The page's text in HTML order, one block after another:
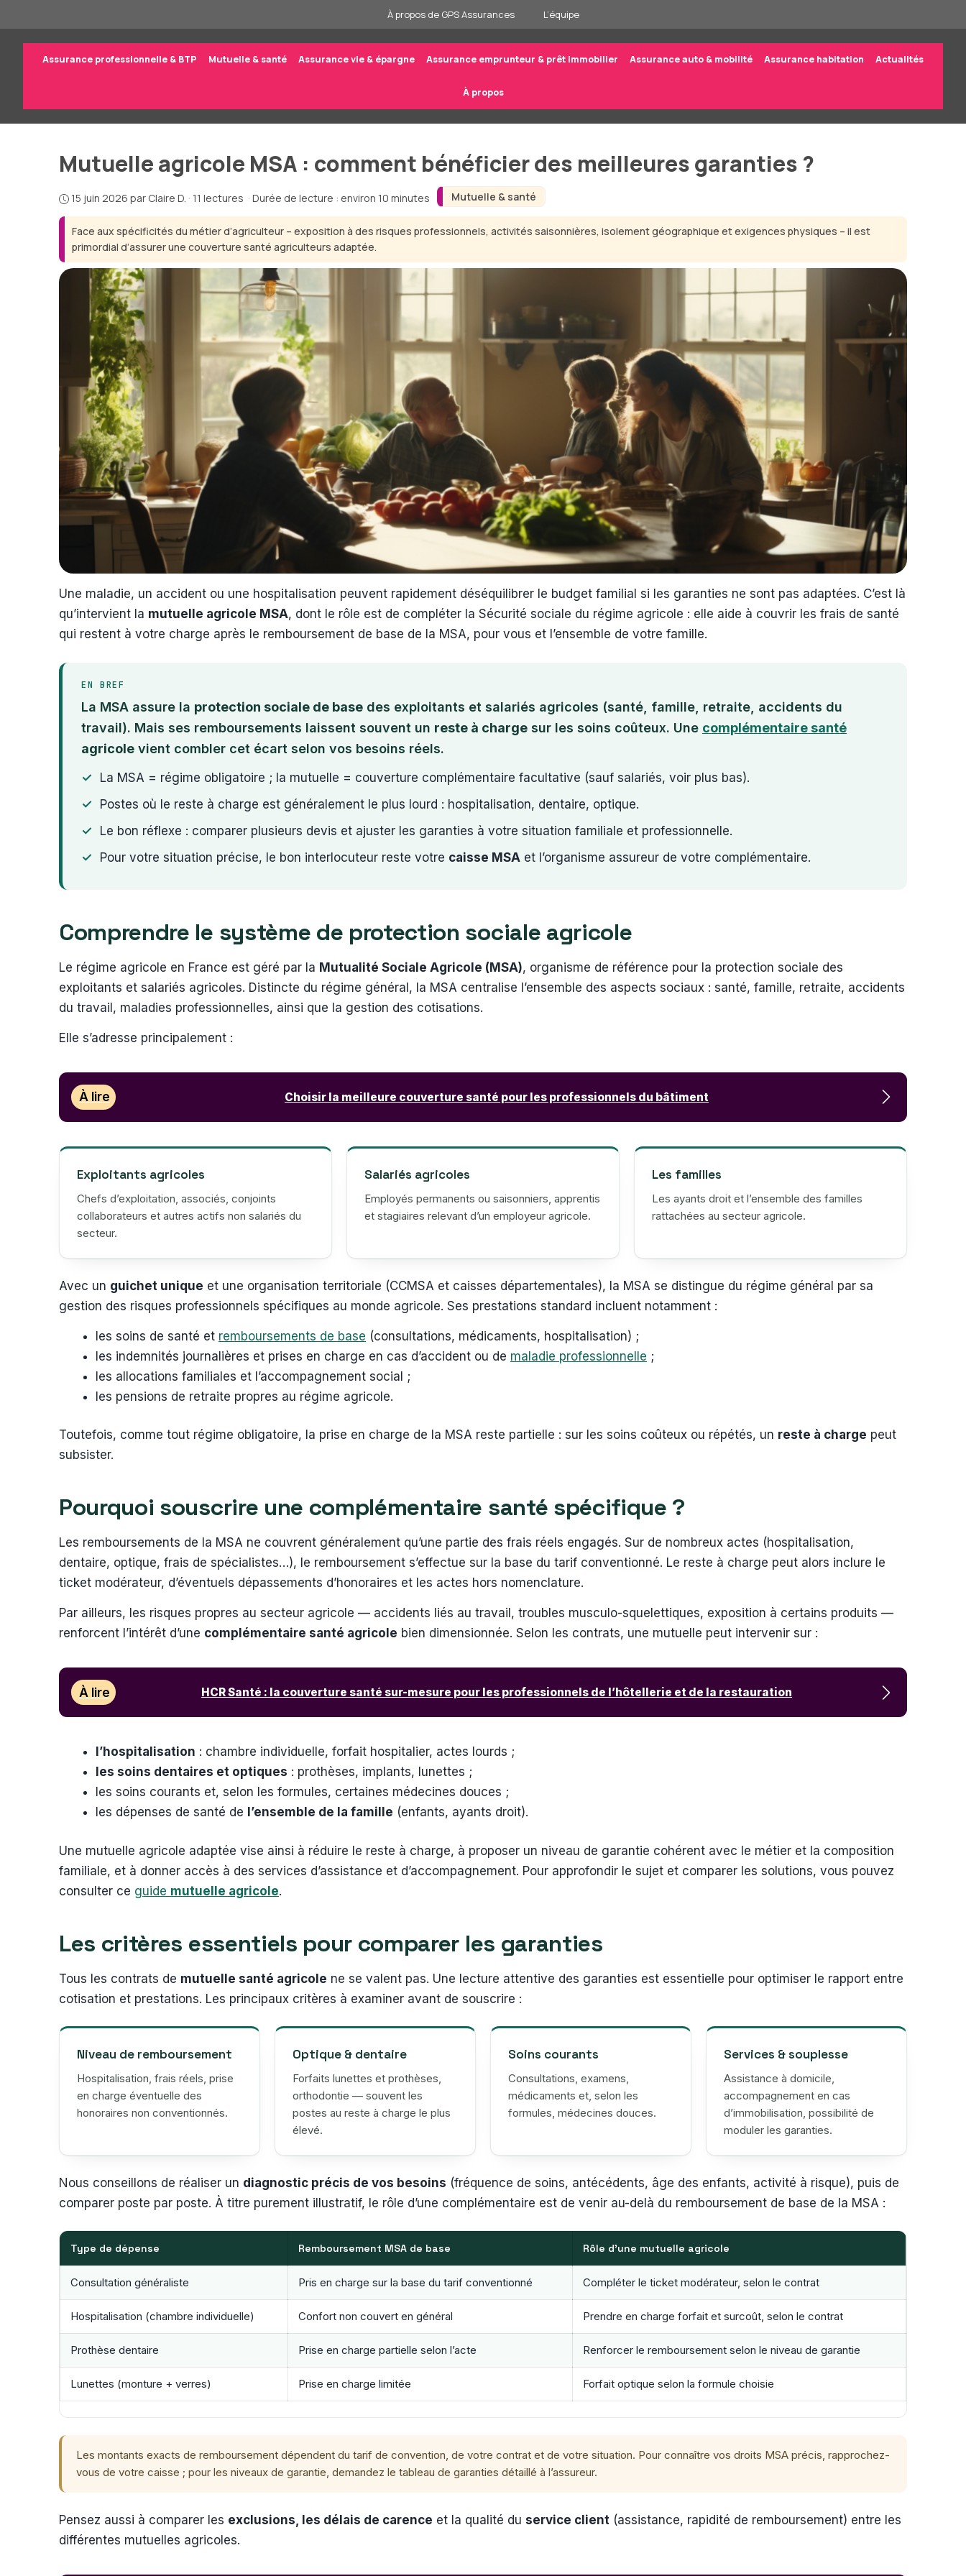
au
À propos de GPS Assurances L’équipe
Assurance professionnelle & BTP Mutuelle & santé Assurance vie & épargne Assurance emprunteur & prêt immobilier Assurance auto & mobilité Assurance habitation Actualités
À propos
Mutuelle & santé
Mutuelle agricole MSA : comment bénéficier des meilleures garanties ?
15 juin 2026 par Claire D. · 11 lectures · Durée de lecture : environ 10 minutes
Face aux spécificités du métier d’agriculteur – exposition à des risques professionnels, activités saisonnières, isolement géographique et exigences physiques – il est
primordial d’assurer une couverture santé agriculteurs adaptée.
Une maladie, un accident ou une hospitalisation peuvent rapidement déséquilibrer le budget familial si les garanties ne sont pas adaptées. C’est là
qu’intervient la mutuelle agricole MSA, dont le rôle est de compléter la Sécurité sociale du régime agricole : elle aide à couvrir les frais de santé
qui restent à votre charge après le remboursement de base de la MSA, pour vous et l’ensemble de votre famille.
EN BREF
La MSA assure la protection sociale de base des exploitants et salariés agricoles (santé, famille, retraite, accidents du
travail). Mais ses remboursements laissent souvent un reste à charge sur les soins coûteux. Une complémentaire santé
agricole vient combler cet écart selon vos besoins réels.
La MSA = régime obligatoire ; la mutuelle = couverture complémentaire facultative (sauf salariés, voir plus bas).
Postes où le reste à charge est généralement le plus lourd : hospitalisation, dentaire, optique.
Le bon réflexe : comparer plusieurs devis et ajuster les garanties à votre situation familiale et professionnelle.
Pour votre situation précise, le bon interlocuteur reste votre caisse MSA et l’organisme assureur de votre complémentaire.
Comprendre le système de protection sociale agricole
Le régime agricole en France est géré par la Mutualité Sociale Agricole (MSA), organisme de référence pour la protection sociale des
exploitants et salariés agricoles. Distincte du régime général, la MSA centralise l’ensemble des aspects sociaux : santé, famille, retraite, accidents
du travail, maladies professionnelles, ainsi que la gestion des cotisations.
Elle s’adresse principalement :
À lire Choisir la meilleure couverture santé pour les professionnels du bâtiment
Exploitants agricoles
Chefs d’exploitation, associés, conjoints
collaborateurs et autres actifs non salariés du
secteur.
Salariés agricoles
Employés permanents ou saisonniers, apprentis
et stagiaires relevant d’un employeur agricole.
Les familles
Les ayants droit et l’ensemble des familles
rattachées au secteur agricole.
Avec un guichet unique et une organisation territoriale (CCMSA et caisses départementales), la MSA se distingue du régime général par sa
gestion des risques professionnels spécifiques au monde agricole. Ses prestations standard incluent notamment :
les soins de santé et remboursements de base (consultations, médicaments, hospitalisation) ;
les indemnités journalières et prises en charge en cas d’accident ou de maladie professionnelle ;
les allocations familiales et l’accompagnement social ;
les pensions de retraite propres au régime agricole.
Toutefois, comme tout régime obligatoire, la prise en charge de la MSA reste partielle : sur les soins coûteux ou répétés, un reste à charge peut
subsister.
Pourquoi souscrire une complémentaire santé spécifique ?
Les remboursements de la MSA ne couvrent généralement qu’une partie des frais réels engagés. Sur de nombreux actes (hospitalisation,
dentaire, optique, frais de spécialistes…), le remboursement s’effectue sur la base du tarif conventionné. Le reste à charge peut alors inclure le
ticket modérateur, d’éventuels dépassements d’honoraires et les actes hors nomenclature.
Par ailleurs, les risques propres au secteur agricole — accidents liés au travail, troubles musculo-squelettiques, exposition à certains produits —
renforcent l’intérêt d’une complémentaire santé agricole bien dimensionnée. Selon les contrats, une mutuelle peut intervenir sur :
À lire HCR Santé : la couverture santé sur-mesure pour les professionnels de l’hôtellerie et de la restauration
l’hospitalisation : chambre individuelle, forfait hospitalier, actes lourds ;
les soins dentaires et optiques : prothèses, implants, lunettes ;
les soins courants et, selon les formules, certaines médecines douces ;
les dépenses de santé de l’ensemble de la famille (enfants, ayants droit).
Une mutuelle agricole adaptée vise ainsi à réduire le reste à charge, à proposer un niveau de garantie cohérent avec le métier et la composition
familiale, et à donner accès à des services d’assistance et d’accompagnement. Pour approfondir le sujet et comparer les solutions, vous pouvez
consulter ce guide mutuelle agricole.
Les critères essentiels pour comparer les garanties
Tous les contrats de mutuelle santé agricole ne se valent pas. Une lecture attentive des garanties est essentielle pour optimiser le rapport entre
cotisation et prestations. Les principaux critères à examiner avant de souscrire :
Niveau de remboursement
Hospitalisation, frais réels, prise
en charge éventuelle des
honoraires non conventionnés.
Optique & dentaire
Forfaits lunettes et prothèses,
orthodontie — souvent les
postes au reste à charge le plus
élevé.
Soins courants
Consultations, examens,
médicaments et, selon les
formules, médecines douces.
Services & souplesse
Assistance à domicile,
accompagnement en cas
d’immobilisation, possibilité de
moduler les garanties.
Nous conseillons de réaliser un diagnostic précis de vos besoins (fréquence de soins, antécédents, âge des enfants, activité à risque), puis de
comparer poste par poste. À titre purement illustratif, le rôle d’une complémentaire est de venir au-delà du remboursement de base de la MSA :
Type de dépense Remboursement MSA de base Rôle d’une mutuelle agricole
Consultation généraliste Pris en charge sur la base du tarif conventionné Compléter le ticket modérateur, selon le contrat
Hospitalisation (chambre individuelle) Confort non couvert en général Prendre en charge forfait et surcoût, selon le contrat
Prothèse dentaire Prise en charge partielle selon l’acte Renforcer le remboursement selon le niveau de garantie
Lunettes (monture + verres) Prise en charge limitée Forfait optique selon la formule choisie
Les montants exacts de remboursement dépendent du tarif de convention, de votre contrat et de votre situation. Pour connaître vos droits MSA précis, rapprochez-
vous de votre caisse ; pour les niveaux de garantie, demandez le tableau de garanties détaillé à l’assureur.
Pensez aussi à comparer les exclusions, les délais de carence et la qualité du service client (assistance, rapidité de remboursement) entre les
différentes mutuelles agricoles.